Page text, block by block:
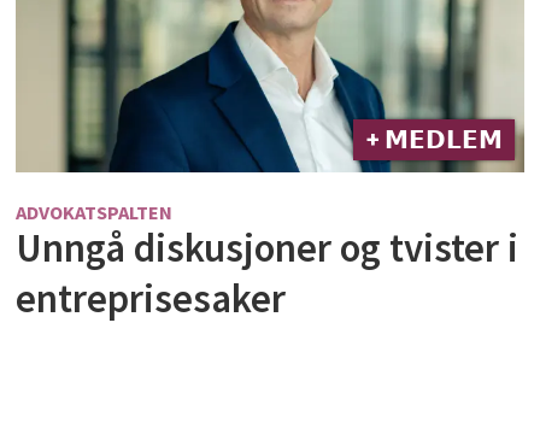
+ 𝗠𝗘𝗗𝗟𝗘𝗠
ADVOKATSPALTEN
Unngå diskusjoner og tvister i
entreprisesaker